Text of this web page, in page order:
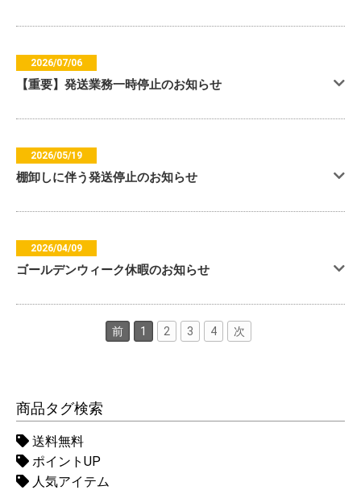
2026/07/06
【重要】発送業務一時停止のお知らせ
2026/05/19
棚卸しに伴う発送停止のお知らせ
2026/04/09
ゴールデンウィーク休暇のお知らせ
前 1 2 3 4 次
商品タグ検索
送料無料
ポイントUP
人気アイテム